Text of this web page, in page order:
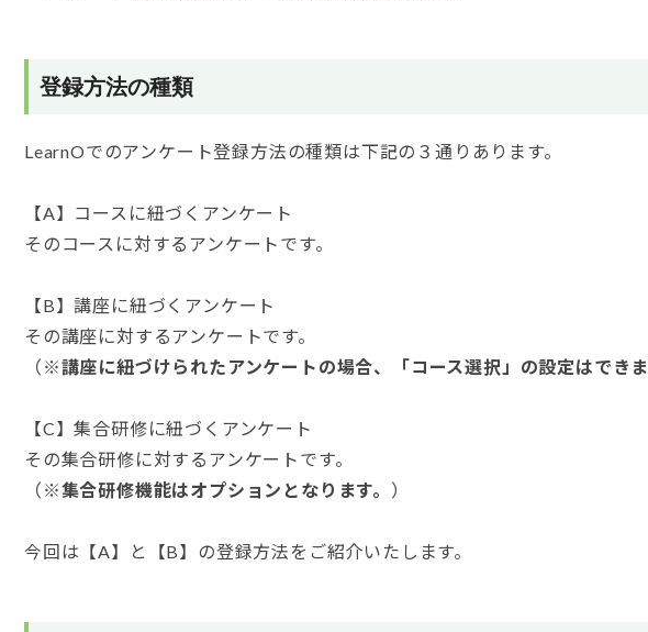
登録方法の種類
LearnOでのアンケート登録方法の種類は下記の３通りあります。
【A】コースに紐づくアンケート
そのコースに対するアンケートです。
【B】講座に紐づくアンケート
その講座に対するアンケートです。
（ ※講座に紐づけられたアンケートの場合、「コース選択」の設定はできま
【C】集合研修に紐づくアンケート
その集合研修に対するアンケートです。
（ ※集合研修機能はオプションとなります。 ）
今回は【A】と【B】の登録方法をご紹介いたします。